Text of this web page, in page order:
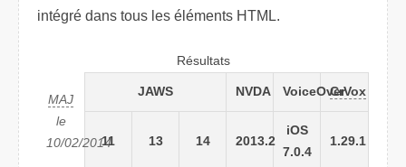
intégré dans tous les éléments HTML.
Résultats
MAJ
le
10/02/2014
JAWS NVDA VoiceOverCrVox
11 13 14 2013.2
iOS
7.0.4
1.29.1